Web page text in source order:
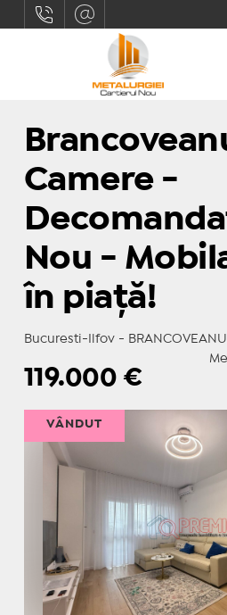
Camere -
Nou -
în piață!
Bucuresti-Ilfov -
119.000 €
VÂNDUT